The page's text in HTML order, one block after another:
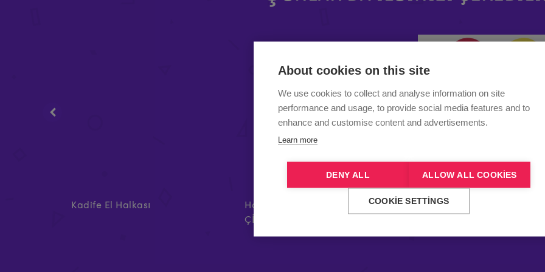
Kadife El Halkası
Havadan Hamak Bağlantısı -
ÇİFT (Beyaz)
Aerial Tape
About cookies on this site
We use cookies to collect and analyse information on site
performance and usage, to provide social media features and to
enhance and customise content and advertisements.
Learn more
DENY ALL ALLOW ALL COOKIES
COOKIE SETTINGS